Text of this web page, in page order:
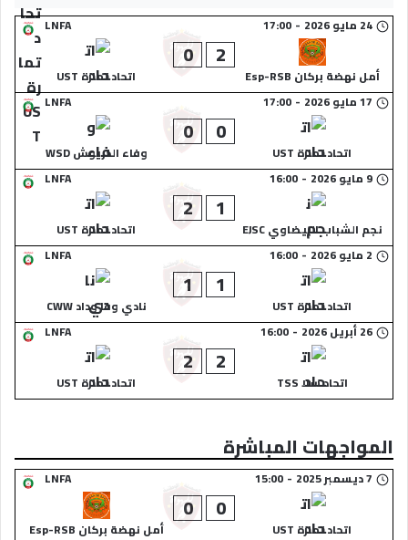
LNFA
24 مايو 2026 -
17:00
أمل نهضة بركان Esp-RSB
2
0
اتحاد تمارة UST
LNFA
17 مايو 2026 -
17:00
اتحاد تمارة UST
0
0
وفاء الدريوش WSD
LNFA
9 مايو 2026 -
16:00
نجم الشباب البيضاوي EJSC
1
2
اتحاد تمارة UST
LNFA
2 مايو 2026 -
16:00
اتحاد تمارة UST
1
1
نادي وفا وداد CWW
LNFA
26 أبريل 2026 -
16:00
اتحاد سلا TSS
2
2
اتحاد تمارة UST
المواجهات المباشرة
LNFA 7 ديسمبر 2025 -
15:00
اتحاد تمارة UST
0
0
أمل نهضة بركان Esp-RSB